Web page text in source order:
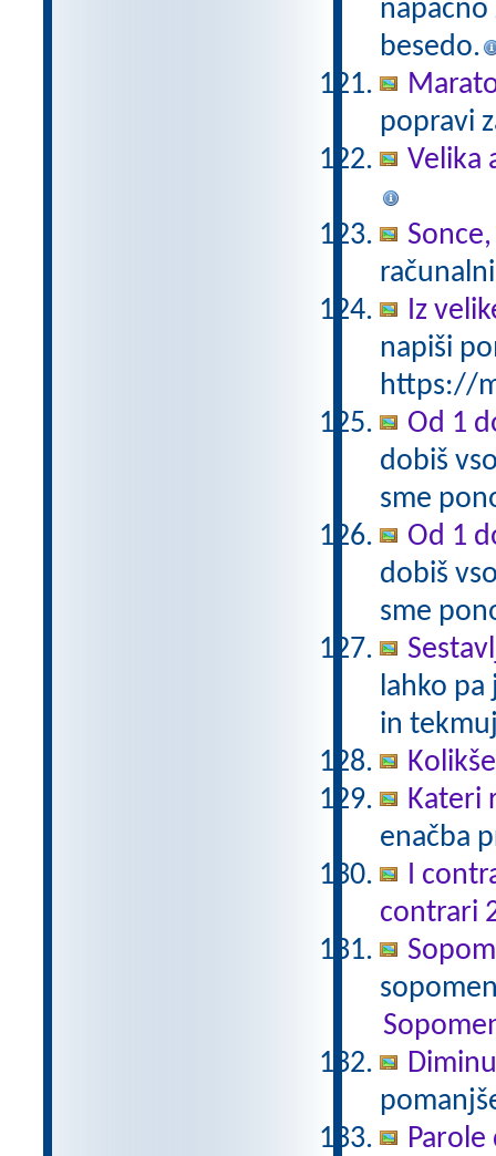
besedo.
popravi
Velika
Iz
napiši
https://
Od 1
dobiš
sme
Od 1
dobiš
sme
lahko
in
Kateri
enačba
I
contrari
Parole